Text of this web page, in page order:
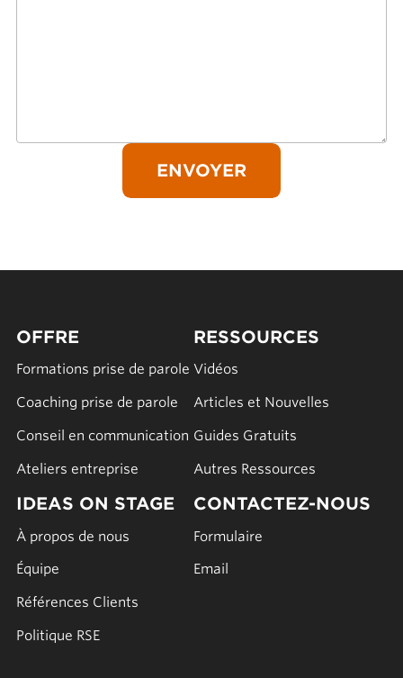
OFFRE
Formations prise de parole
Coaching prise de parole
Conseil en communication
Ateliers entreprise
RESSOURCES
Vidéos
Articles et Nouvelles
Guides Gratuits
Autres Ressources
IDEAS ON STAGE
À propos de nous
Équipe
Références Clients
Politique RSE
CONTACTEZ-NOUS
Formulaire
Email